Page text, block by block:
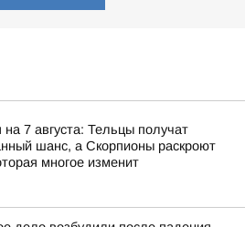
на 7 августа: Тельцы получат
шанс, а Скорпионы раскроют
многое изменит